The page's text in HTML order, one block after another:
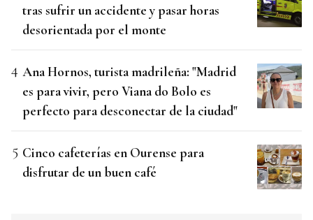
tras sufrir un accidente y pasar horas
desorientada por el monte
Ana Hornos, turista madrileña: "Madrid
es para vivir, pero Viana do Bolo es
perfecto para desconectar de la ciudad"
Cinco cafeterías en Ourense para
disfrutar de un buen café